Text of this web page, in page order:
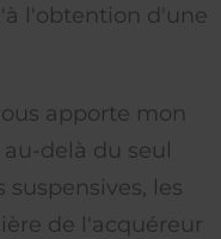
l'obtention d'une
apporte mon
delà du seul
les
de l'acquéreur